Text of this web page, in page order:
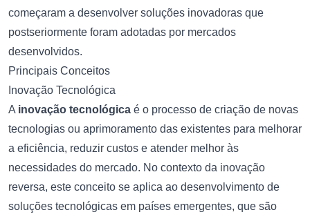
começaram a desenvolver soluções inovadoras que
postseriormente foram adotadas por mercados
desenvolvidos.
Principais Conceitos
Inovação Tecnológica
A inovação tecnológica é o processo de criação de novas
tecnologias ou aprimoramento das existentes para melhorar
a eficiência, reduzir custos e atender melhor às
necessidades do mercado. No contexto da inovação
reversa, este conceito se aplica ao desenvolvimento de
soluções tecnológicas em países emergentes, que são